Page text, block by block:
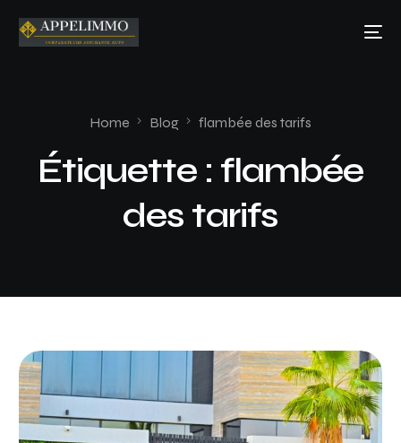
Home Blog flambée des tarifs
Étiquette : flambée
des tarifs